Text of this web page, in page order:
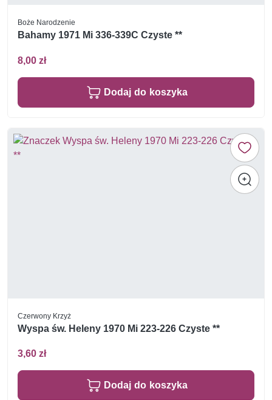
Boże Narodzenie
Bahamy 1971 Mi 336-339C Czyste **
8,00 zł
Dodaj do koszyka
Czerwony Krzyż
Wyspa św. Heleny 1970 Mi 223-226 Czyste **
3,60 zł
Dodaj do koszyka